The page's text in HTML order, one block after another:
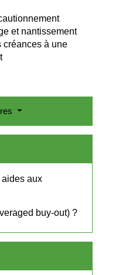
et nantissement
créances à une
aux
buy-out) ?